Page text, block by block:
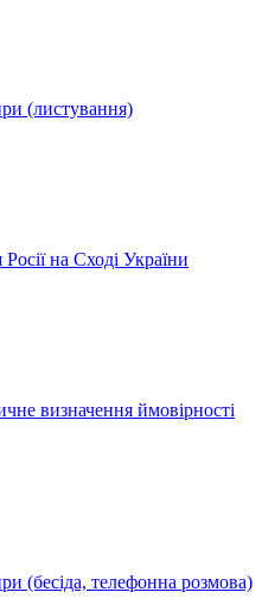
(листування)
Росії на Сході України
визначення ймовірності
(бесіда, телефонна розмова)